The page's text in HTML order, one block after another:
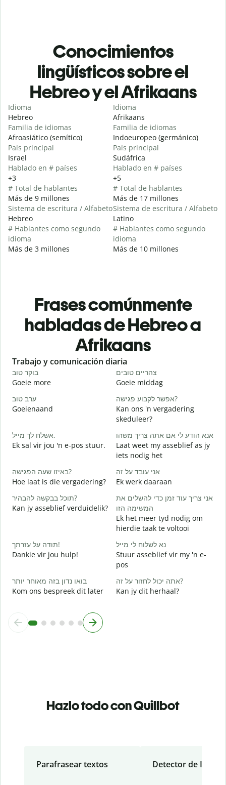
Conocimientos
lingüísticos sobre el
Hebreo y el Afrikaans
Idioma
Hebreo
Familia de idiomas
Afroasiático (semítico)
País principal
Israel
Hablado en # países
+3
# Total de hablantes
Más de 9 millones
Sistema de escritura / Alfabeto
Hebreo
# Hablantes como segundo
idioma
Más de 3 millones
Idioma
Afrikaans
Familia de idiomas
Indoeuropeo (germánico)
País principal
Sudáfrica
Hablado en # países
+5
# Total de hablantes
Más de 17 millones
Sistema de escritura / Alfabeto
Latino
# Hablantes como segundo
idioma
Más de 10 millones
Frases comúnmente
habladas de Hebreo a
Afrikaans
Slide 1 of 6
Trabajo y comunicación diaria
בוקר טוב
Goeie more
צהריים טובים
Goeie middag
ערב טוב
Goeienaand
אפשר לקבוע פגישה?
Kan ons 'n vergadering
skeduleer?
אשלח לך מייל.
Ek sal vir jou 'n e-pos stuur.
אנא הודע לי אם אתה צריך משהו
Laat weet my asseblief as jy
iets nodig het
באיזו שעה הפגישה?
Hoe laat is die vergadering?
אני עובד על זה
Ek werk daaraan
תוכל בבקשה להבהיר?
Kan jy asseblief verduidelik?
אני צריך עוד זמן כדי להשלים את
המשימה הזו
Ek het meer tyd nodig om
hierdie taak te voltooi
תודה על עזרתך!
Dankie vir jou hulp!
נא לשלוח לי מייל
Stuur asseblief vir my 'n e-
pos
בואו נדון בזה מאוחר יותר
Kom ons bespreek dit later
אתה יכול לחזור על זה?
Kan jy dit herhaal?
Hazlo todo con Quillbot
Parafrasear textos Detector de IA